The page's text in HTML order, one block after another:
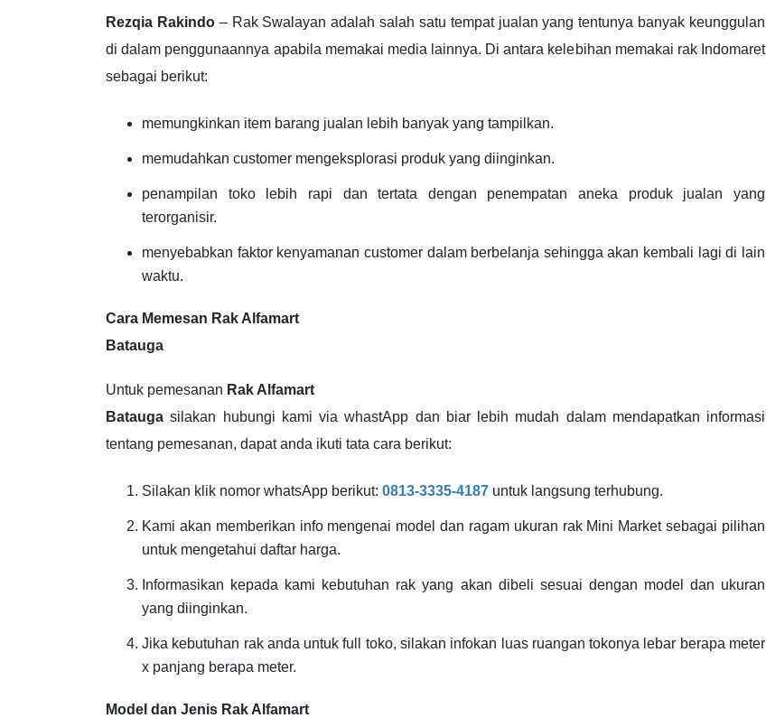
Rezqia Rakindo– Rak Swalayan adalah salah satu tempat jualan yang tentunya banyak keunggulan
di dalam penggunaannya apabila memakai media lainnya. Di antara kelebihan memakai rak Indomaret
sebagai berikut:
memungkinkan item barang jualan lebih banyak yang tampilkan.
memudahkan customer mengeksplorasi produk yang diinginkan.
penampilan toko lebih rapi dan tertata dengan penempatan aneka produk jualan yang
terorganisir.
menyebabkan faktor kenyamanan customer dalam berbelanja sehingga akan kembali lagi di lain
waktu.
Cara Memesan Rak Alfamart
Batauga
Untuk pemesanan Rak Alfamart
Batauga silakan hubungi kami via whastApp dan biar lebih mudah dalam mendapatkan informasi
tentang pemesanan, dapat anda ikuti tata cara berikut:
Silakan klik nomor whatsApp berikut: 0813-3335-4187 untuk langsung terhubung.
Kami akan memberikan info mengenai model dan ragam ukuran rak Mini Market sebagai pilihan
untuk mengetahui daftar harga.
Informasikan kepada kami kebutuhan rak yang akan dibeli sesuai dengan model dan ukuran
yang diinginkan.
Jika kebutuhan rak anda untuk full toko, silakan infokan luas ruangan tokonya lebar berapa meter
x panjang berapa meter.
Model dan Jenis Rak Alfamart